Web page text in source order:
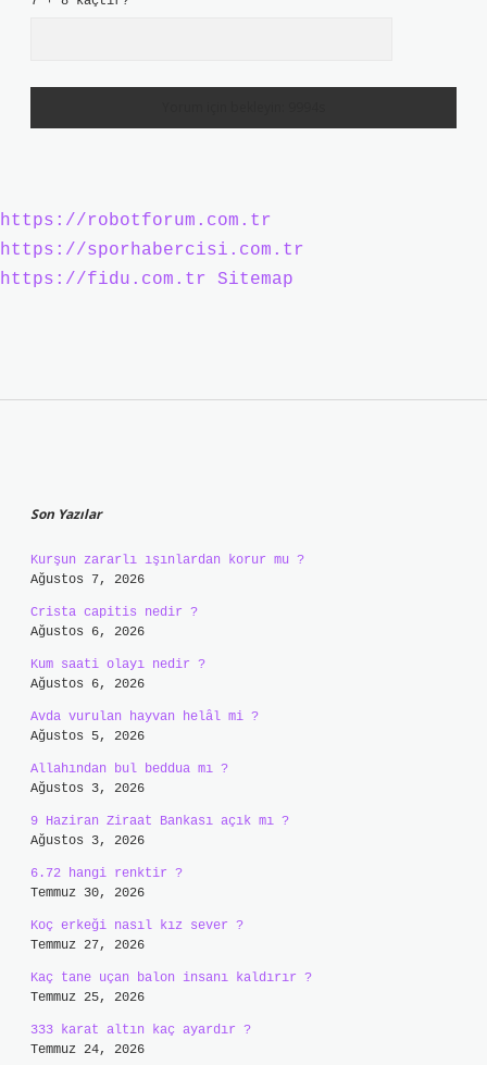
https://robotforum.com.tr
https://sporhabercisi.com.tr
https://fidu.com.tr
Sitemap
Son Yazılar
Kurşun zararlı ışınlardan korur mu ?
Ağustos 7, 2026
Crista capitis nedir ?
Ağustos 6, 2026
Kum saati olayı nedir ?
Ağustos 6, 2026
Avda vurulan hayvan helâl mi ?
Ağustos 5, 2026
Allahından bul beddua mı ?
Ağustos 3, 2026
9 Haziran Ziraat Bankası açık mı ?
Ağustos 3, 2026
6.72 hangi renktir ?
Temmuz 30, 2026
Koç erkeği nasıl kız sever ?
Temmuz 27, 2026
Kaç tane uçan balon insanı kaldırır ?
Temmuz 25, 2026
333 karat altın kaç ayardır ?
Temmuz 24, 2026